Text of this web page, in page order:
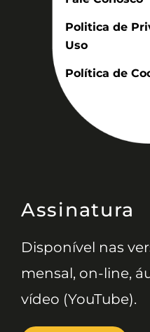
Politica de
Uso
Política de
Assinatura
Disponível nas
mensal, on-line,
vídeo (YouTube).